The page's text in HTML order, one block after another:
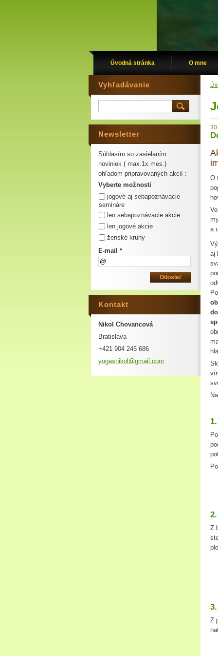
Úvodná stránka O mne
O
a
aj
Z
Z
Vyhľadávanie
Newsletter
Súhlasím so zasielaním
noviniek ( max.1x mes.)
ohľadom pripravovaných akcií :
Vyberte možnosti
jogové aj sebapoznávacie
semináre
len sebapoznávacie akcie
len jogové akcie
ženské kruhy
E-mail *
Kontakt
Nikol Chovancová
Bratislava
+421 904 245 686
yogasnikol@gmail .com